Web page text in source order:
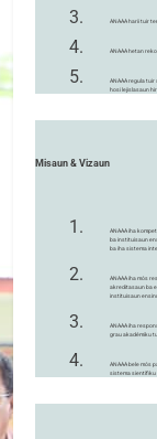
ANAAA harii tuir
ANAAA hetan
ANAAA regula
hosi lejislasaun
Misaun & Vizaun
ANAAA iha
ba instituisaun
ba iha sistema
ANAAA iha mós
akreditasaun ba
instituisaun
ANAAA iha
grau akadémiku
ANAAA bele mós
sistema sientífiku